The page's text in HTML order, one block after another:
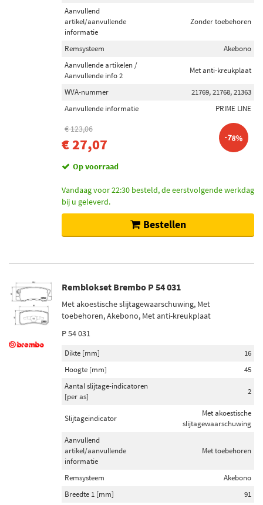
Inbouwplaats
Vooras (101)
Achteras (86)
Remschijftype
Tweedelige remschijf (23)
Gekerft (12)
Geperforeerd (11)
Buitendiameter [mm]
34 (6)
28 (4)
Niet op voorraad (414)
Op voorraad (396)
Aanvullend
artikel/aanvullende
informatie
Zonder toebehoren
Remsysteem
Akebono
Aanvullende artikelen /
Aanvullende info 2
Met anti-kreukplaat
WVA-nummer
21769, 21768, 21363
Aanvullende informatie
PRIME LINE
€ 123,06
€ 27,07 -78%
Op voorraad
Vandaag voor 22:30 besteld, de eerstvolgende werkdag
bij u geleverd.
Bestellen
Remblokset Brembo P 54 031
Met akoestische slijtagewaarschuwing, Met
toebehoren, Akebono, Met anti-kreukplaat
P 54 031
Dikte [mm]
16
Hoogte [mm]
45
Aantal slijtage-indicatoren
[per as]
2
Slijtageindicator
Met akoestische
slijtagewaarschuwing
Aanvullend
artikel/aanvullende
informatie
Met toebehoren
Remsysteem
Akebono
Breedte 1 [mm]
91